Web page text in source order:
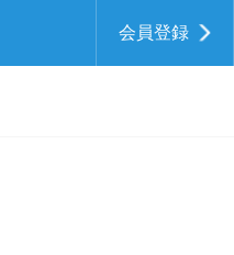
会員登録